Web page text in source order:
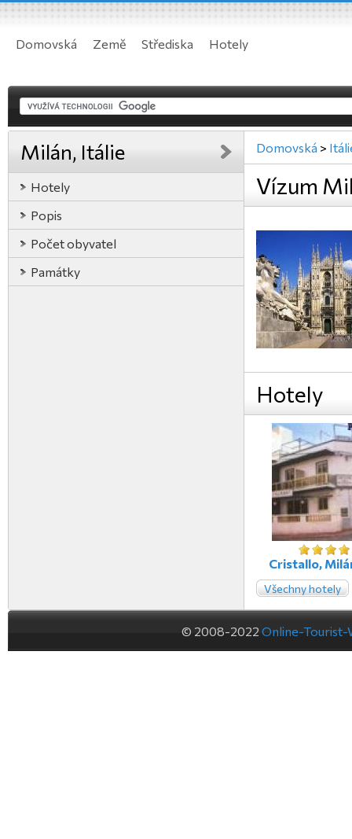
Domovská Země Střediska Hotely
Milán, Itálie
Hotely
Popis
Počet obyvatel
Památky
Domovská >
Vízum
Hotely
Cristallo,
Všechny hotely
© 2008-2022 Online-